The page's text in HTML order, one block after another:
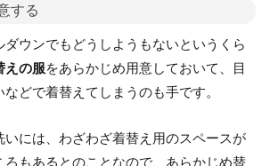
する
ウンでもどうしようもないというくら
えの服をあらかじめ用意しておいて、目
どで着替えてしまうのも手です。
いには、わざわざ着替え用のスペースが
ろもあるとのことなので、あらかじめ替